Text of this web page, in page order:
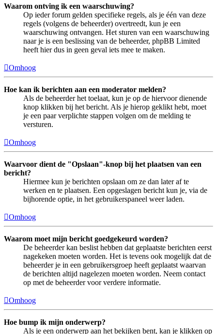
Waarom ontving ik een waarschuwing?
Op ieder forum gelden specifieke regels, als je één van deze
regels (volgens de beheerder) overtreedt, kun je een
waarschuwing ontvangen. Het sturen van een waarschuwing
naar je is een beslissing van de beheerder, phpBB Limited
heeft hier dus in geen geval iets mee te maken.
Omhoog
Hoe kan ik berichten aan een moderator melden?
Als de beheerder het toelaat, kun je op de hiervoor dienende
knop klikken bij het bericht. Als je hierop geklikt hebt, moet
je een paar verplichte stappen volgen om de melding te
versturen.
Omhoog
Waarvoor dient de "Opslaan"-knop bij het plaatsen van een
bericht?
Hiermee kun je berichten opslaan om ze dan later af te
werken en te plaatsen. Een opgeslagen bericht kun je, via de
bijhorende optie, in het gebruikerspaneel weer laden.
Omhoog
Waarom moet mijn bericht goedgekeurd worden?
De beheerder kan beslist hebben dat geplaatste berichten eerst
nagekeken moeten worden. Het is tevens ook mogelijk dat de
beheerder je in een gebruikersgroep heeft geplaatst waarvan
de berichten altijd nagelezen moeten worden. Neem contact
op met de beheerder voor verdere informatie.
Omhoog
Hoe bump ik mijn onderwerp?
Als je een onderwerp aan het bekijken bent, kan je klikken op